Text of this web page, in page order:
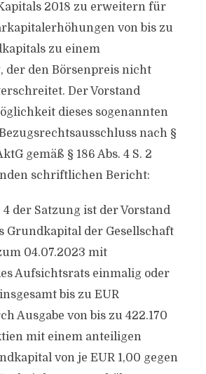
2018 zu erweitern für
von bis zu
zu einem
der den Börsenpreis nicht
Der Vorstand
dieses sogenannten
nach §
gemäß § 186 Abs. 4 S. 2
schriftlichen Bericht:
4 der Satzung ist der Vorstand
Grundkapital der Gesellschaft
04.07.2023 mit
Aufsichtsrats einmalig oder
bis zu EUR
Ausgabe von bis zu 422.170
mit einem anteiligen
von je EUR 1,00 gegen